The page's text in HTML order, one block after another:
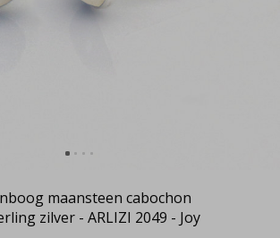
maansteen cabochon
zilver - ARLIZI 2049 - Joy